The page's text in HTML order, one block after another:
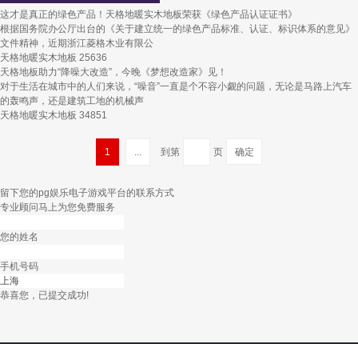
这才是真正的绿色产品！天格地暖实木地板荣获《绿色产品认证证书》
根据国务院办公厅出台的《关于建立统一的绿色产品标准、认证、标识体系的意见》
文件精神，近期浙江菱格木业有限公
天格地暖实木地板 25636
天格地板助力“降噪大改造”，今晚《梦想改造家》见！
对于生活在城市中的人们来说，“噪音”一直是个不容小觑的问题，无论是马路上汽车
的轰鸣声，还是建筑工地的机械声
天格地暖实木地板 34851
1 ... 页
到第
留下您的pg娱乐电子游戏平台的联系方式
专业顾问马上为您免费服务
您的姓名
手机号码
恭喜您，已提交成功!